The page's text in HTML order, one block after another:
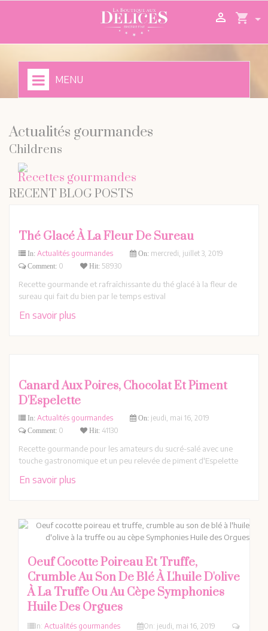
shopping_cart

MENU
Actualités gourmandes
Childrens
Recettes gourmandes
RECENT BLOG POSTS
Thé Glacé À La Fleur De Sureau
In: Actualités gourmandes On: mercredi, juillet 3, 2019
Comment: 0 Hit: 58930
Recette gourmande et rafraîchissante du thé glacé à la fleur de
sureau qui fait du bien par le temps estival
En savoir plus
Canard Aux Poires, Chocolat Et Piment
D'Espelette
In: Actualités gourmandes On: jeudi, mai 16, 2019
Comment: 0 Hit: 41130
Recette gourmande pour les amateurs du sucré-salé avec une
touche gastronomique et un peu relevée de piment d'Espelette
En savoir plus
Oeuf Cocotte Poireau Et Truffe,
Crumble Au Son De Blé À L'huile D'olive
À La Truffe Ou Au Cèpe Symphonies
Huile Des Orgues
In: Actualités gourmandes On: jeudi, mai 16, 2019